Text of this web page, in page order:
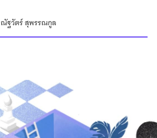
ณัฐวัตร์ สุพรรณกูล